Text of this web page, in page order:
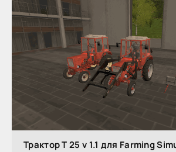
Трактор Т 25 v 1.1 для Farming